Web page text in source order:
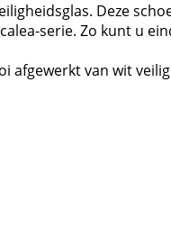
Deze
serie. Zo kunt u
afgewerkt van wit